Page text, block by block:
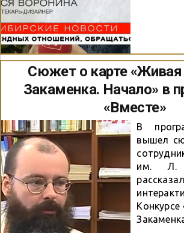
Сюжет о карте «Живая
Закаменка. Начало» в
«Вместе»
В
вышел
им. Л.